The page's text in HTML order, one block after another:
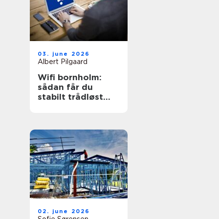
03. june 2026
Albert Pilgaard
Wifi bornholm:
sådan får du
stabilt trådløst
02. june 2026